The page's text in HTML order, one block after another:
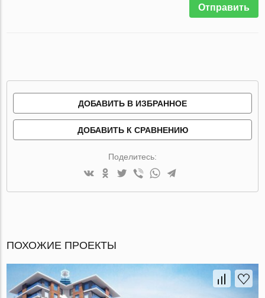
Отправить
ДОБАВИТЬ В ИЗБРАННОЕ
ДОБАВИТЬ К СРАВНЕНИЮ
Поделитесь:
ПОХОЖИЕ ПРОЕКТЫ